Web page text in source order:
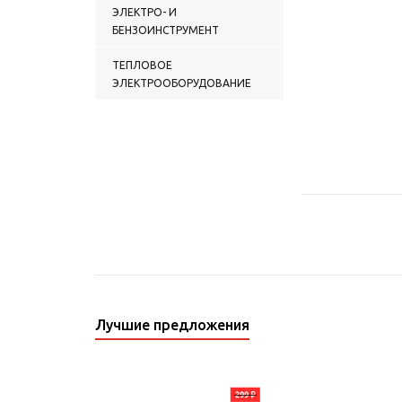
ЭЛЕКТРО- И
БЕНЗОИНСТРУМЕНТ
ТЕПЛОВОЕ
ЭЛЕКТРООБОРУДОВАНИЕ
Лучшие предложения